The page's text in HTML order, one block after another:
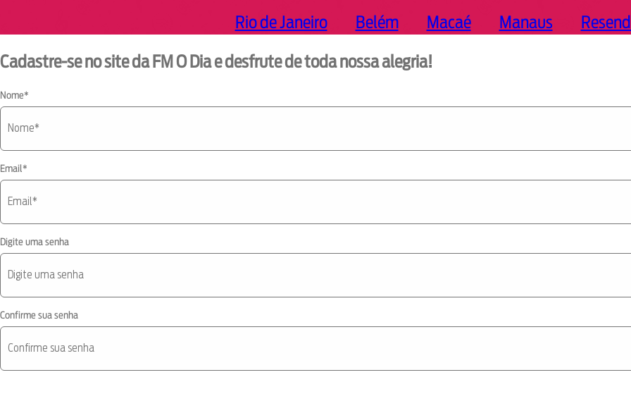
Rio de Janeiro Belém Macaé Manaus
Cadastre-se no site da FM O Dia e desfrute de toda nossa alegria!
Nome*
Email*
Digite uma senha
Confirme sua senha